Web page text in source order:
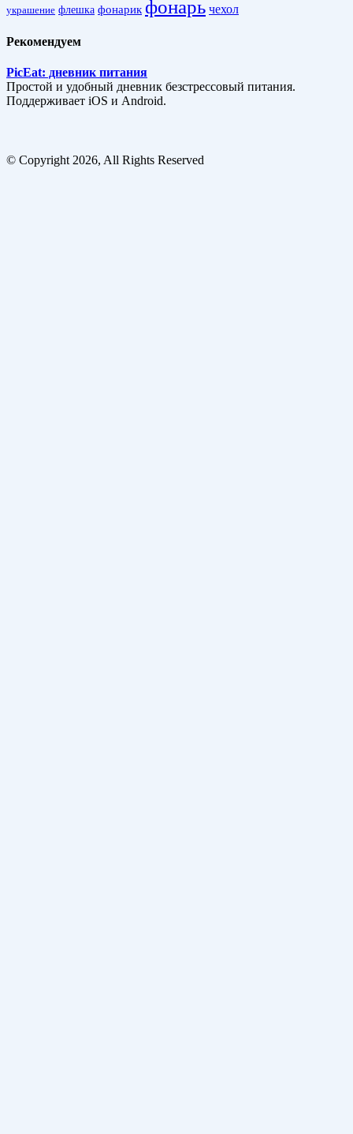
украшение флешка фонарик фонарь чехол
Рекомендуем
PicEat: дневник питания
Простой и удобный дневник безстрессовый питания.
Поддерживает iOS и Android.
© Copyright 2026, All Rights Reserved